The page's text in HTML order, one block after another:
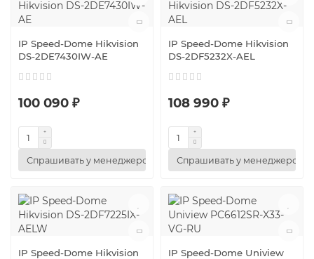
IP Speed-Dome Hikvision
DS-2DE7430IW-AE
100 090 ₽
Спрашивать у менеджеров
IP Speed-Dome Hikvision
DS-2DF5232X-AEL
108 990 ₽
Спрашивать у менеджеров
IP Speed-Dome Hikvision
IP Speed-Dome Uniview